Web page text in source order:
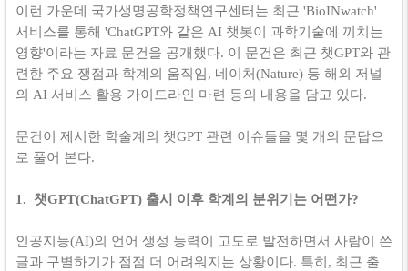
이런 가운데 국가생명공학정책연구센터는 최근 'BioINwatch'
서비스를 통해 'ChatGPT와 같은 AI 챗봇이 과학기술에 끼치는
영향'이라는 자료 문건을 공개했다. 이 문건은 최근 챗GPT와 관
련한 주요 쟁점과 학계의 움직임, 네이처(Nature) 등 해외 저널
의 AI 서비스 활용 가이드라인 마련 등의 내용을 담고 있다.
문건이 제시한 학술계의 챗GPT 관련 이슈들을 몇 개의 문답으
로 풀어 본다.
1. 챗GPT(ChatGPT) 출시 이후 학계의 분위기는 어떤가?
인공지능(AI)의 언어 생성 능력이 고도로 발전하면서 사람이 쓴
글과 구별하기가 점점 더 어려워지는 상황이다. 특히, 최근 출